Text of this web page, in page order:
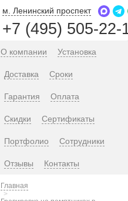
м. Ленинский проспект
+7 (495) 505-22-
О компании Установка
Доставка Сроки
Гарантия Оплата
Скидки Сертификаты
Портфолио Сотрудники
Отзывы Контакты
Главная